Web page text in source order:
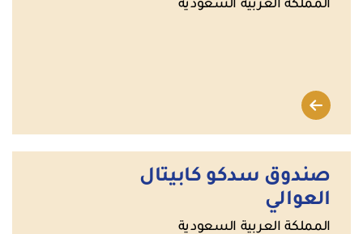
المملكة العربية السعودية
صندوق سدكو كابيتال
العوالي
المملكة العربية السعودية